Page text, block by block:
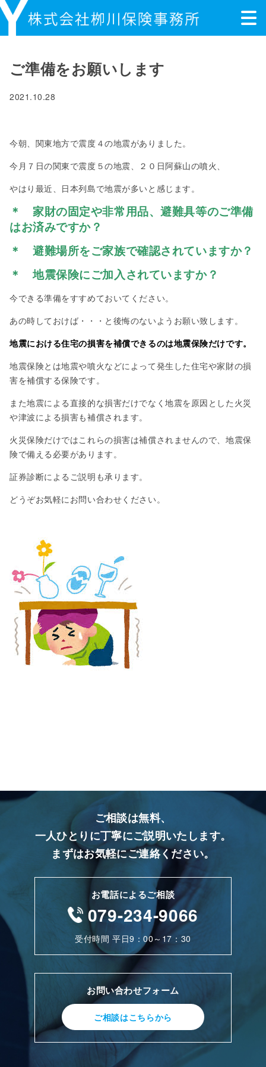
ご準備をお願いします
2021.10.28
今朝、関東地方で震度４の地震がありました。
今月７日の関東で震度５の地震、２０日阿蘇山の噴火、
やはり最近、日本列島で地震が多いと感じます。
＊ 家財の固定や非常用品、避難具等のご準備
はお済みですか？
＊ 避難場所をご家族で確認されていますか？
＊ 地震保険にご加入されていますか？
今できる準備をすすめておいてください。
あの時しておけば・・・と後悔のないようお願い致します。
地震における住宅の損害を補償できるのは地震保険だけです。
地震保険とは地震や噴火などによって発生した住宅や家財の損
害を補償する保険です。
また地震による直接的な損害だけでなく地震を原因とした火災
や津波による損害も補償されます。
火災保険だけではこれらの損害は補償されませんので、地震保
険で備える必要があります。
証券診断によるご説明も承ります。
どうぞお気軽にお問い合わせください。
ご相談は無料、
一人ひとりに丁寧にご説明いたします。
まずはお気軽にご連絡ください。
お電話によるご相談
079-234-9066
受付時間 平日9：00～17：30
お問い合わせフォーム
ご相談はこちらから